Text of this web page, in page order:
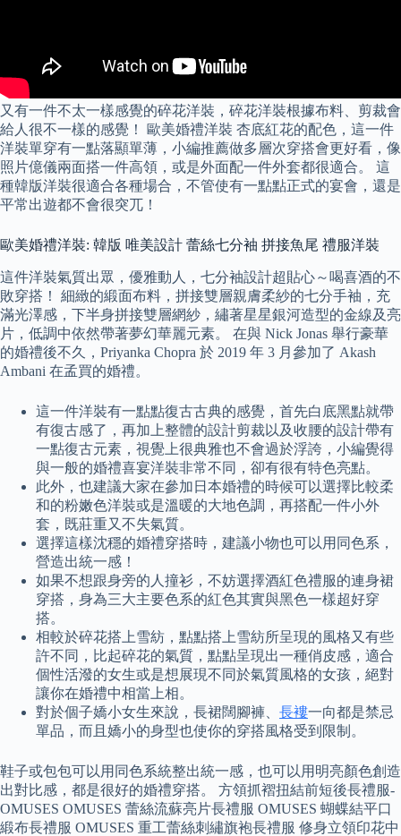
又有一件不太一樣感覺的碎花洋裝，碎花洋裝根據布料、剪裁會
給人很不一樣的感覺！ 歐美婚禮洋裝 杏底紅花的配色，這一件
洋裝單穿有一點落顯單薄，小編推薦做多層次穿搭會更好看，像
照片億儀兩面搭一件高領，或是外面配一件外套都很適合。 這
種韓版洋裝很適合各種場合，不管使有一點點正式的宴會，還是
平常出遊都不會很突兀！
歐美婚禮洋裝: 韓版 唯美設計 蕾絲七分袖 拼接魚尾 禮服洋裝
這件洋裝氣質出眾，優雅動人，七分袖設計超貼心～喝喜酒的不
敗穿搭！ 細緻的緞面布料，拼接雙層親膚柔紗的七分手袖，充
滿光澤感，下半身拼接雙層網紗，繡著星星銀河造型的金線及亮
片，低調中依然帶著夢幻華麗元素。 在與 Nick Jonas 舉行豪華
的婚禮後不久，Priyanka Chopra 於 2019 年 3 月參加了 Akash
Ambani 在孟買的婚禮。
這一件洋裝有一點點復古古典的感覺，首先白底黑點就帶
有復古感了，再加上整體的設計剪裁以及收腰的設計帶有
一點復古元素，視覺上很典雅也不會過於浮誇，小編覺得
與一般的婚禮喜宴洋裝非常不同，卻有很有特色亮點。
此外，也建議大家在參加日本婚禮的時候可以選擇比較柔
和的粉嫩色洋裝或是溫暖的大地色調，再搭配一件小外
套，既莊重又不失氣質。
選擇這樣沈穩的婚禮穿搭時，建議小物也可以用同色系，
營造出統一感！
如果不想跟身旁的人撞衫，不妨選擇酒紅色禮服的連身裙
穿搭，身為三大主要色系的紅色其實與黑色一樣超好穿
搭。
相較於碎花搭上雪紡，點點搭上雪紡所呈現的風格又有些
許不同，比起碎花的氣質，點點呈現出一種俏皮感，適合
個性活潑的女生或是想展現不同於氣質風格的女孩，絕對
讓你在婚禮中相當上相。
對於個子嬌小女生來說，長裙闊腳褲、 長褸一向都是禁忌
單品，而且嬌小的身型也使你的穿搭風格受到限制。
鞋子或包包可以用同色系統整出統一感，也可以用明亮顏色創造
出對比感，都是很好的婚禮穿搭。 方領抓褶扭結前短後長禮服-
OMUSES OMUSES 蕾絲流蘇亮片長禮服 OMUSES 蝴蝶結平口
緞布長禮服 OMUSES 重工蕾絲刺繡旗袍長禮服 修身立領印花中